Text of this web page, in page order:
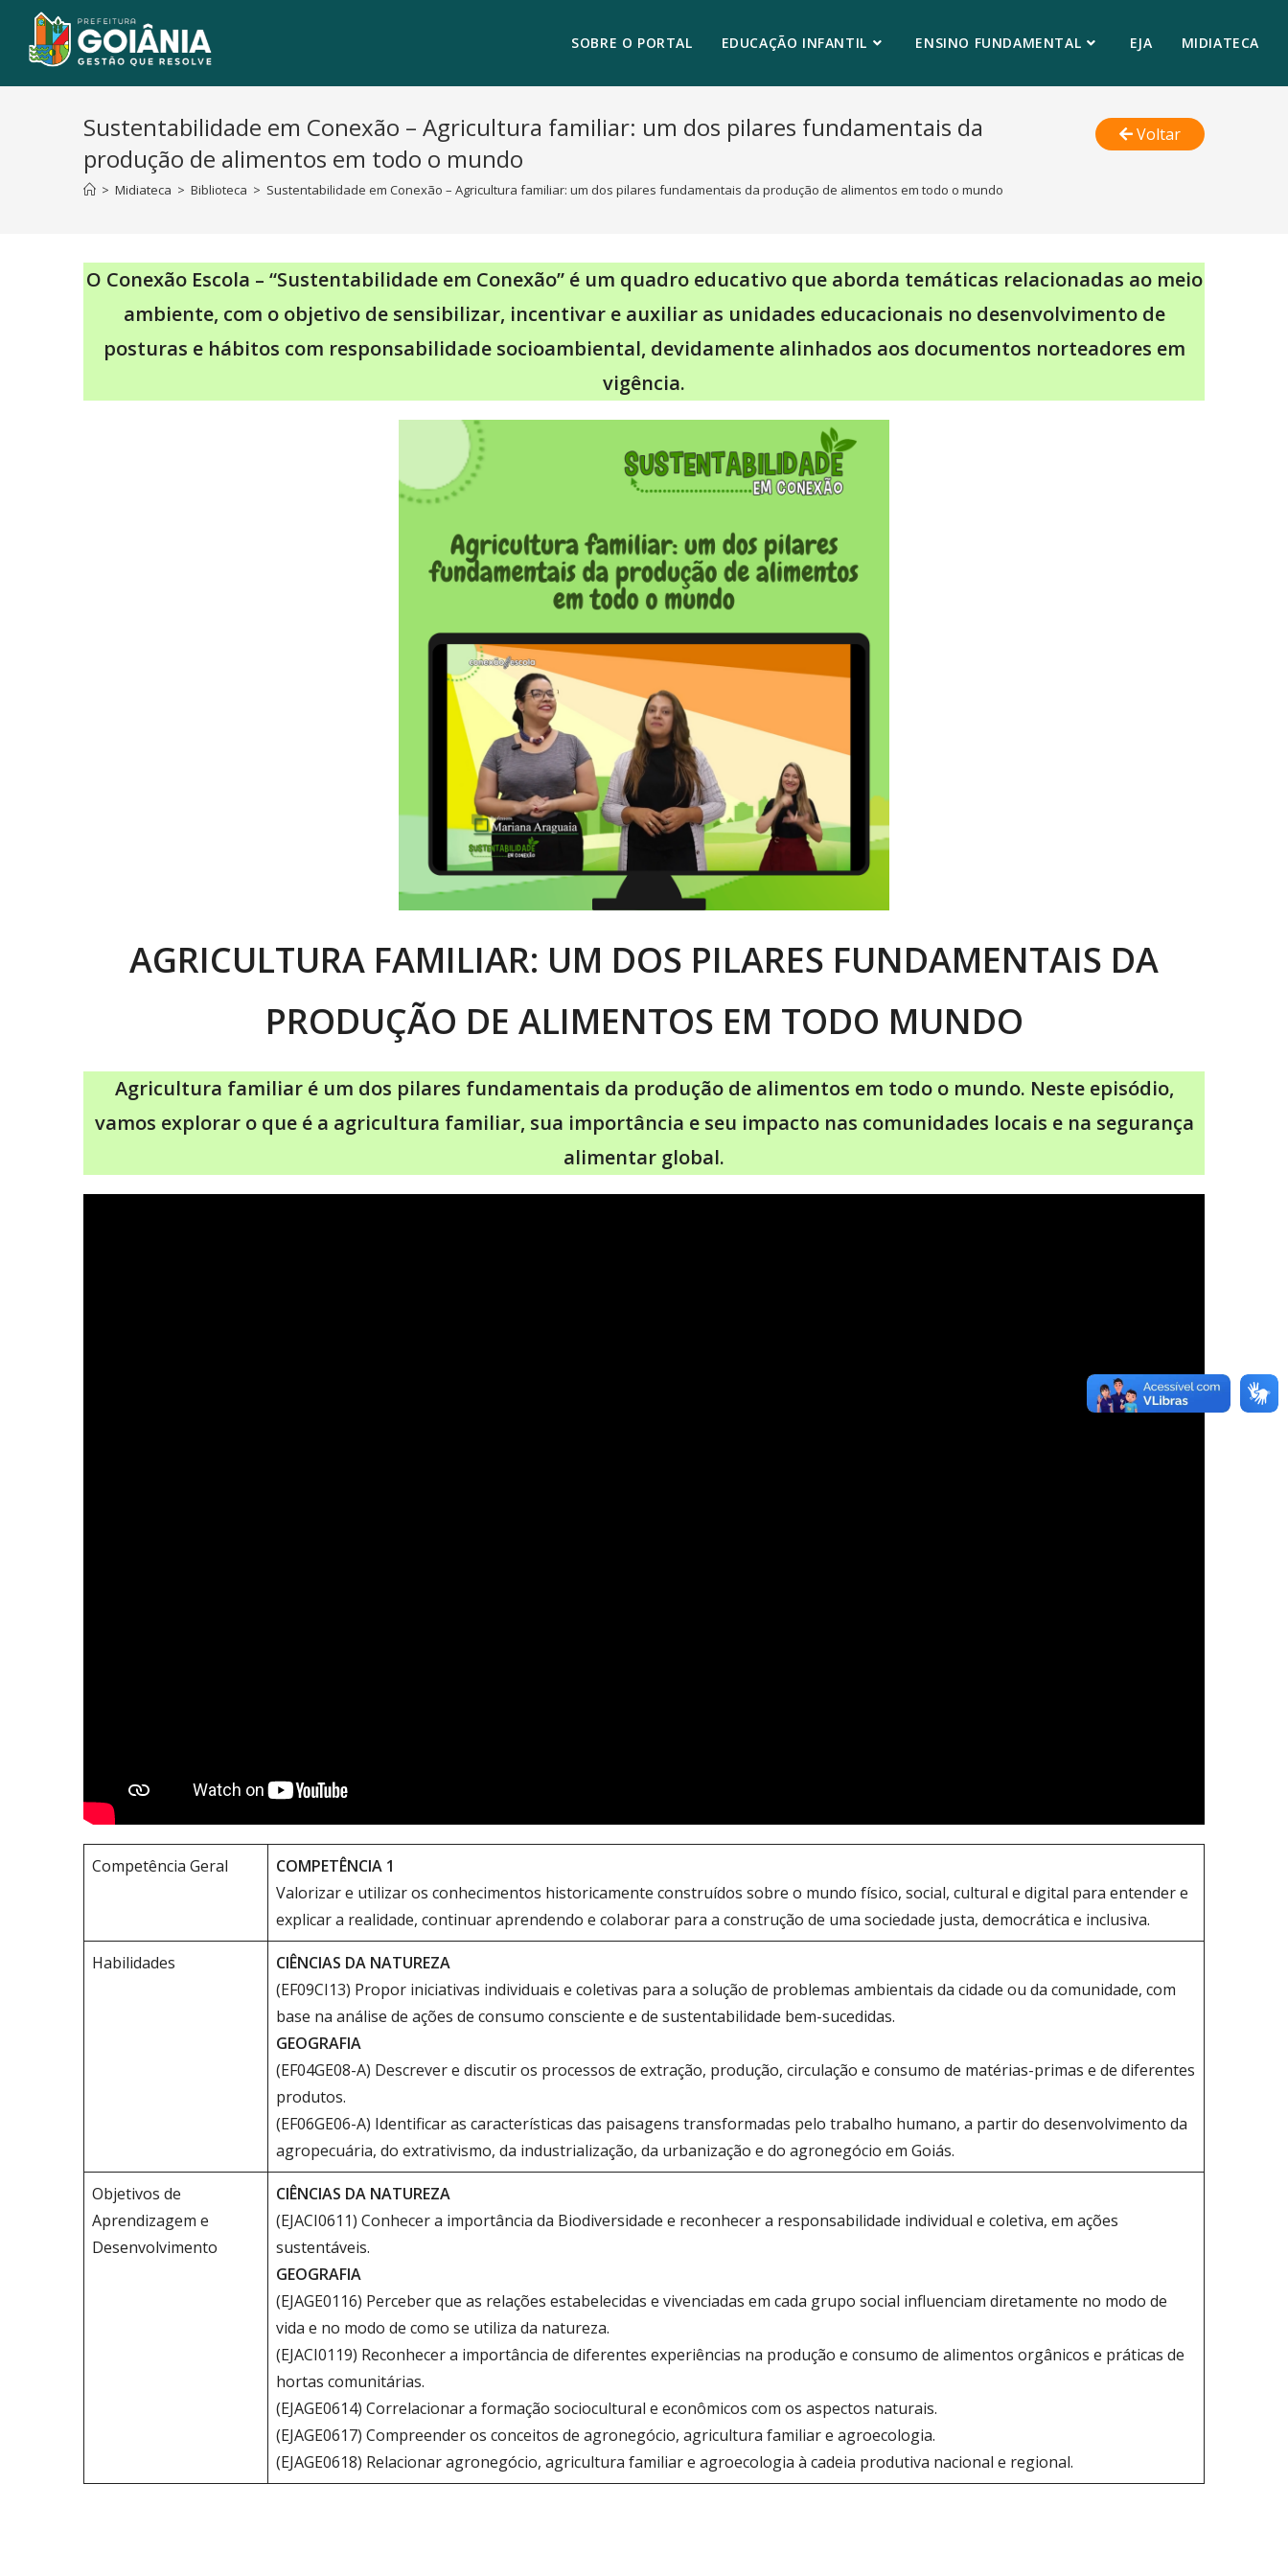
SOBRE O PORTAL EDUCAÇÃO INFANTIL ENSINO FUNDAMENTAL EJA MIDIATECA
Sustentabilidade em Conexão – Agricultura familiar: um dos pilares fundamentais da
produção de alimentos em todo o mundo
> Midiateca > Biblioteca > Sustentabilidade em Conexão – Agricultura familiar: um dos pilares fundamentais da produção de alimentos em todo o mundo
Voltar
O Conexão Escola – “Sustentabilidade em Conexão” é um quadro educativo que aborda temáticas relacionadas ao meio
ambiente, com o objetivo de sensibilizar, incentivar e auxiliar as unidades educacionais no desenvolvimento de
posturas e hábitos com responsabilidade socioambiental, devidamente alinhados aos documentos norteadores em
vigência.
AGRICULTURA FAMILIAR: UM DOS PILARES FUNDAMENTAIS DA
PRODUÇÃO DE ALIMENTOS EM TODO MUNDO
Agricultura familiar é um dos pilares fundamentais da produção de alimentos em todo o mundo. Neste episódio,
vamos explorar o que é a agricultura familiar, sua importância e seu impacto nas comunidades locais e na segurança
alimentar global.
Competência Geral
COMPETÊNCIA 1
Valorizar e utilizar os conhecimentos historicamente construídos sobre o mundo físico, social, cultural e digital para entender e
explicar a realidade, continuar aprendendo e colaborar para a construção de uma sociedade justa, democrática e inclusiva.
Habilidades
CIÊNCIAS DA NATUREZA
(EF09CI13) Propor iniciativas individuais e coletivas para a solução de problemas ambientais da cidade ou da comunidade, com
base na análise de ações de consumo consciente e de sustentabilidade bem-sucedidas.
GEOGRAFIA
(EF04GE08-A) Descrever e discutir os processos de extração, produção, circulação e consumo de matérias-primas e de diferentes
produtos.
(EF06GE06-A) Identificar as características das paisagens transformadas pelo trabalho humano, a partir do desenvolvimento da
agropecuária, do extrativismo, da industrialização, da urbanização e do agronegócio em Goiás.
Objetivos de
Aprendizagem e
Desenvolvimento
CIÊNCIAS DA NATUREZA
(EJACI0611) Conhecer a importância da Biodiversidade e reconhecer a responsabilidade individual e coletiva, em ações
sustentáveis.
GEOGRAFIA
(EJAGE0116) Perceber que as relações estabelecidas e vivenciadas em cada grupo social influenciam diretamente no modo de
vida e no modo de como se utiliza da natureza.
(EJACI0119) Reconhecer a importância de diferentes experiências na produção e consumo de alimentos orgânicos e práticas de
hortas comunitárias.
(EJAGE0614) Correlacionar a formação sociocultural e econômicos com os aspectos naturais.
(EJAGE0617) Compreender os conceitos de agronegócio, agricultura familiar e agroecologia.
(EJAGE0618) Relacionar agronegócio, agricultura familiar e agroecologia à cadeia produtiva nacional e regional.